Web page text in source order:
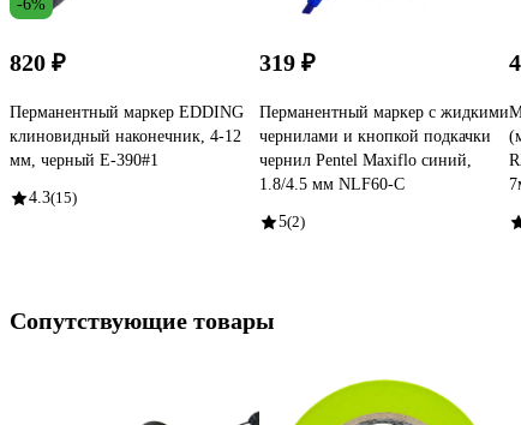
-6%
820 ₽
Перманентный маркер EDDING
клиновидный наконечник, 4-12
мм, черный E-390#1
4.3(15)
319 ₽
Перманентный маркер с жидкими
чернилами и кнопкой подкачки
чернил Pentel Maxiflo синий,
1.8/4.5 мм NLF60-C
5(2)
Сопутствующие товары